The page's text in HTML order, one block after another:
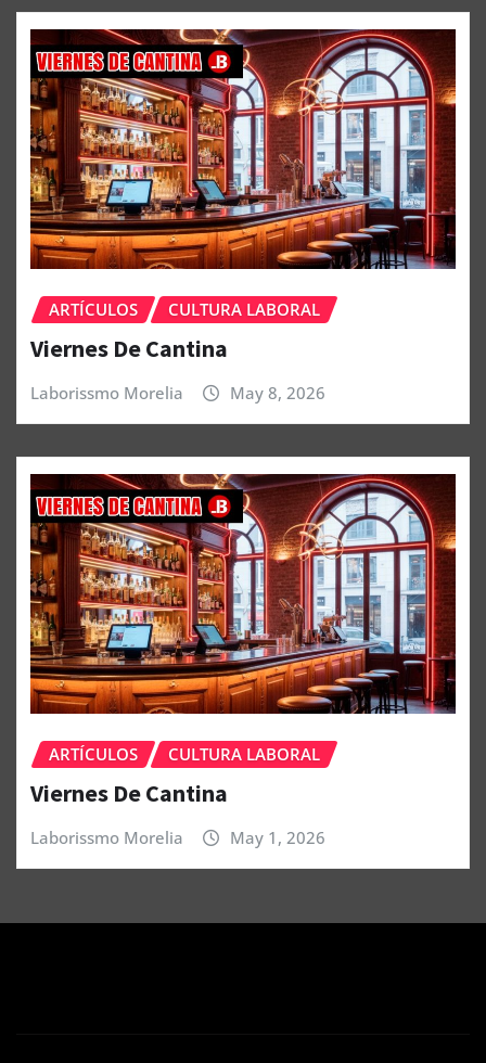
ARTÍCULOS CULTURA LABORAL
Viernes De Cantina
Laborissmo Morelia May 8, 2026
ARTÍCULOS CULTURA LABORAL
Viernes De Cantina
Laborissmo Morelia May 1, 2026